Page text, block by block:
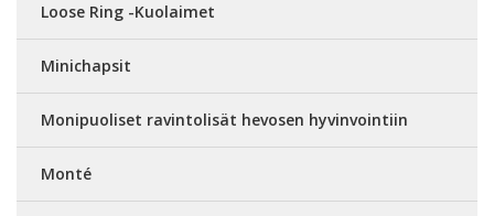
Loose Ring -Kuolaimet
Minichapsit
Monipuoliset ravintolisät hevosen hyvinvointiin
Monté